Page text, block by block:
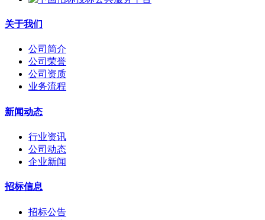
关于我们
公司简介
公司荣誉
公司资质
业务流程
新闻动态
行业资讯
公司动态
企业新闻
招标信息
招标公告